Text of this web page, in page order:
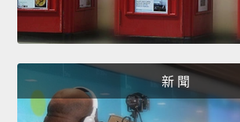
新 聞